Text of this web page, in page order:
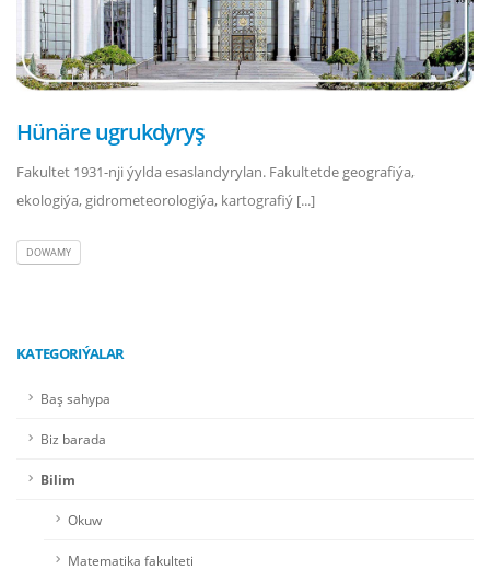
Hünäre ugrukdyryş
Fakultet 1931-nji ýylda esaslandyrylan. Fakultetde geografiýa,
ekologiýa, gidrometeorologiýa, kartografiý [...]
DOWAMY
KATEGORIÝALAR
Baş sahypa
Biz barada
Bilim
Okuw
Matematika fakulteti